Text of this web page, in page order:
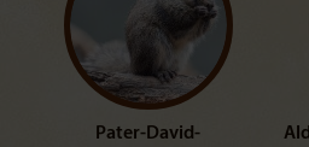
Zurücksetzen
Pater-David-